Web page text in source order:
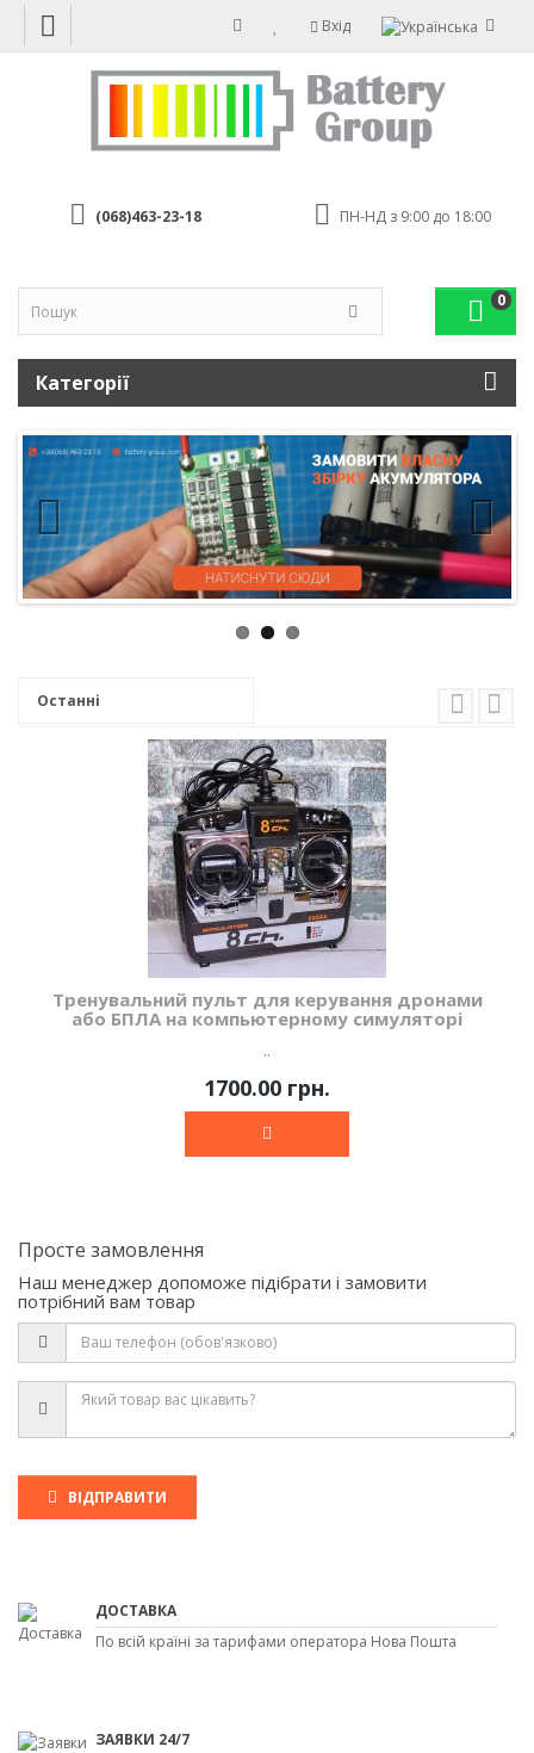
Вхід
(068)463-23-18 ПН-НД з 9:00 до 18:00
0
Категорії
Останні
Тренувальний пульт для керування дронами
або БПЛА на компьютерному симуляторі
..
1700.00 грн.
Просте замовлення
Наш менеджер допоможе підібрати і замовити
потрібний вам товар
ВІДПРАВИТИ
ДОСТАВКА
По всій країні за тарифами оператора Нова Пошта
ЗАЯВКИ 24/7